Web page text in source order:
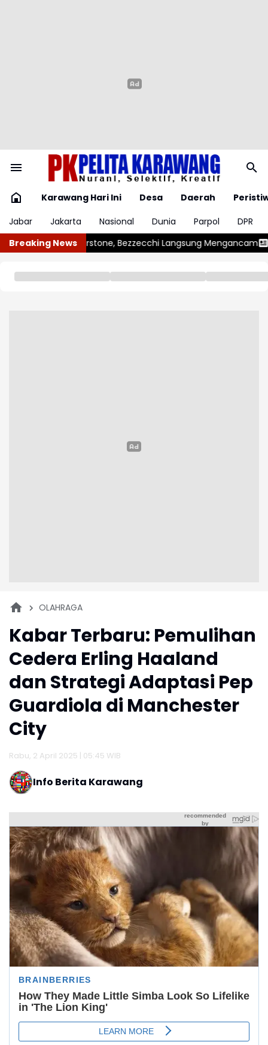
Karawang Hari Ini Desa Daerah
Jabar
Jakarta Nasional Dunia Parpol
DPR
Breaking News
Langsung Mengancam Vinicius Junior Resmi Perpanjang
OLAHRAGA
Kabar Terbaru: Pemulihan
Cedera Erling Haaland
dan Strategi Adaptasi Pep
Guardiola di Manchester
City
Rabu, 2 April 2025 | 05:45 WIB
Info Berita Karawang